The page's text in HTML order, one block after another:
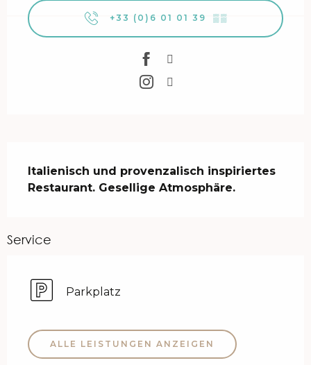
+33 (0)6 01 01 39 ▒▒
Italienisch und provenzalisch inspiriertes
Restaurant. Gesellige Atmosphäre.
Service
Parkplatz
ALLE LEISTUNGEN ANZEIGEN